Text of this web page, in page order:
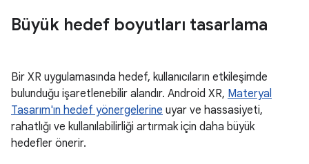
Büyük hedef boyutları tasarlama
Bir XR uygulamasında hedef, kullanıcıların etkileşimde
bulunduğu işaretlenebilir alandır. Android XR, Materyal
Tasarım'ın hedef yönergelerine uyar ve hassasiyeti,
rahatlığı ve kullanılabilirliği artırmak için daha büyük
hedefler önerir.